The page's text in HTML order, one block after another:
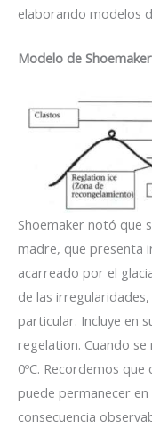
elaborando modelos
Modelo de Shoemaker
Shoemaker notó que
madre, que presenta
acarreado por el
de las
particular. Incluye en
regelation. Cuando
0ºC. Recordemos
puede permanecer en
consecuencia